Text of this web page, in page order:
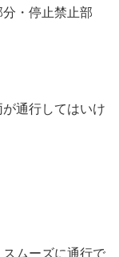
・停止禁止部
通行してはいけ
ムーズに通行で